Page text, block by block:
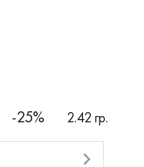
-25%
2.42 гр.